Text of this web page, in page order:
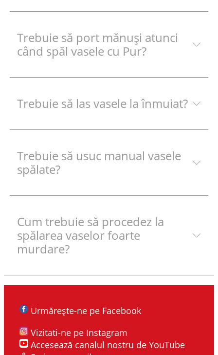
Trebuie să port mănuşi atunci
când spăl vasele cu Pur?
Trebuie să las vasele la înmuiat?
Trebuie să usuc manual vasele
spălate?
Cum trebuie să procedez la
spălarea vaselor foarte
murdare?
Urmărește-ne pe Facebook
Vizitati-ne pe Instagram
Accesează canalul nostru de YouTube